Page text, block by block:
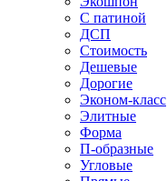
С патиной
ДСП
Стоимость
Дешевые
Дорогие
Эконом-класс
Элитные
Форма
П-образные
Угловые